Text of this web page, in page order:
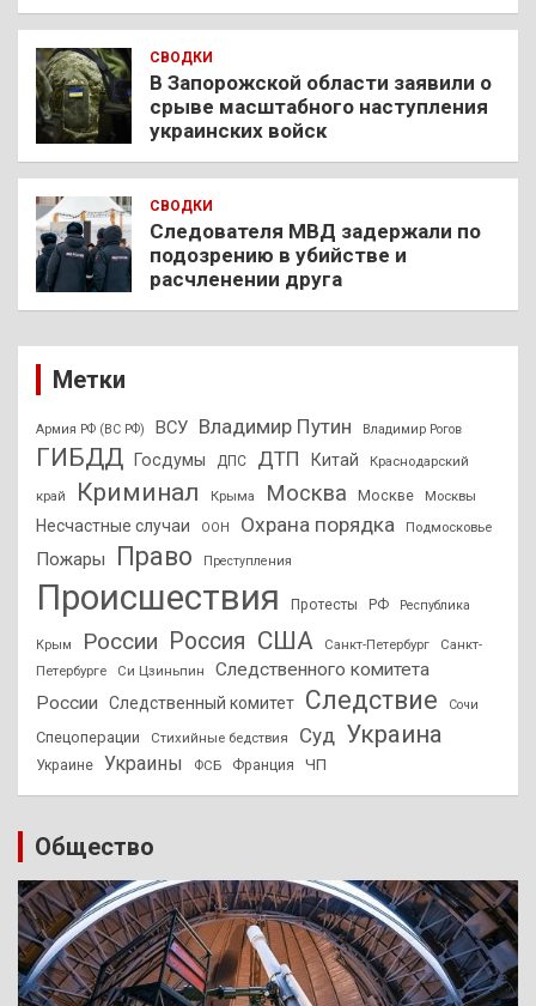
СВОДКИ
В Запорожской области заявили о
срыве масштабного наступления
украинских войск
СВОДКИ
Следователя МВД задержали по
подозрению в убийстве и
расчленении друга
Метки
Армия РФ (ВС РФ) ВСУ Владимир Путин Владимир Рогов
ГИБДД Госдумы ДПС ДТП Китай Краснодарский
край Криминал Крыма Москва Москве Москвы
Несчастные случаи ООН Охрана порядка Подмосковье
Пожары Право Преступления
Происшествия Протесты РФ Республика
Крым России Россия США Санкт-Петербург
Санкт-
Петербурге
Си Цзиньпин
Следственного комитета
России
Следственный комитет Следствие Сочи
Спецоперации Стихийные бедствия Суд Украина
Украине Украины ФСБ Франция ЧП
Общество